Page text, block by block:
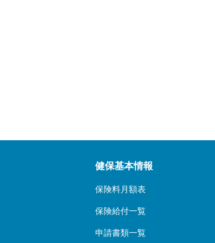
健保基本情報
保険料月額表
保険給付一覧
申請書類一覧